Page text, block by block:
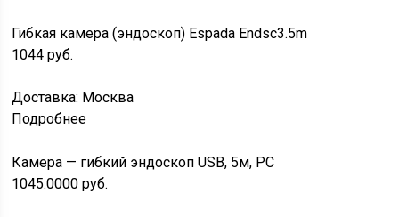
Гибкая камера (эндоскоп) Espada Endsc3.5m
1044руб.
Доставка: Москва
Подробнее
Камера — гибкий эндоскоп USB, 5м, PC
1045.0000руб.